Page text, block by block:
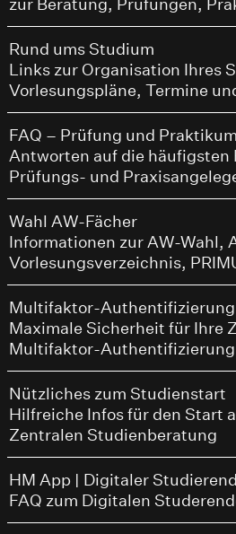
Rund ums Studium
Links zur Organisation Ihres
Vorlesungspläne, Termine
FAQ – Prüfung und Praktikum
Antworten auf die häufigsten
Prüfungs- und
Wahl AW-Fächer
Informationen zur AW-Wahl,
Vorlesungsverzeichnis,
Multifaktor-Authentifizierung
Maximale Sicherheit für Ihre
Multifaktor-Authentifizierung
Nützliches zum Studienstart
Hilfreiche Infos für den Start
Zentralen Studienberatung
HM App | Digitaler
FAQ zum Digitalen